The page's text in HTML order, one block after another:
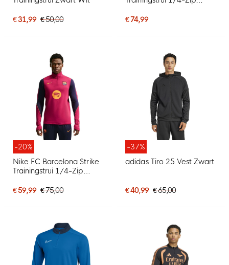
€ 31,99 € 50,00
€ 74,99
-20%
Nike FC Barcelona Strike
Trainingstrui 1/4-Zip
Donkerblauw Geel
€ 59,99 € 75,00
-37%
adidas Tiro 25 Vest Zwart
€ 40,99 € 65,00